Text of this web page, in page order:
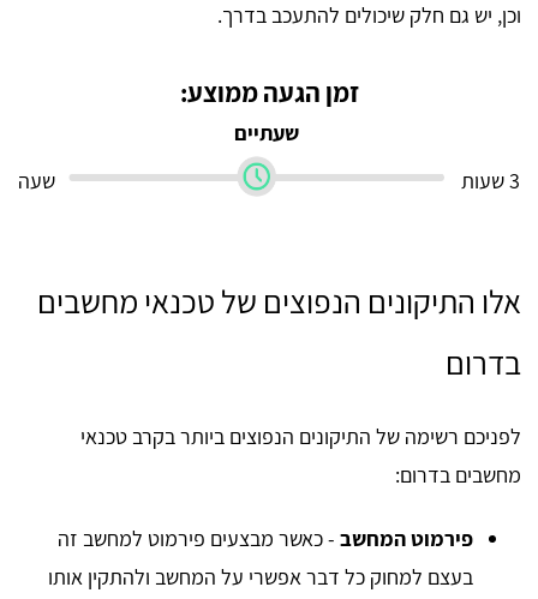
וכן, יש גם חלק שיכולים להתעכב בדרך.
זמן הגעה ממוצע:
שעתיים
3 שעות
שעה
אלו התיקונים הנפוצים של טכנאי מחשבים
בדרום
לפניכם רשימה של התיקונים הנפוצים ביותר בקרב טכנאי
מחשבים בדרום:
פירמוט המחשב - כאשר מבצעים פירמוט למחשב זה
בעצם למחוק כל דבר אפשרי על המחשב ולהתקין אותו